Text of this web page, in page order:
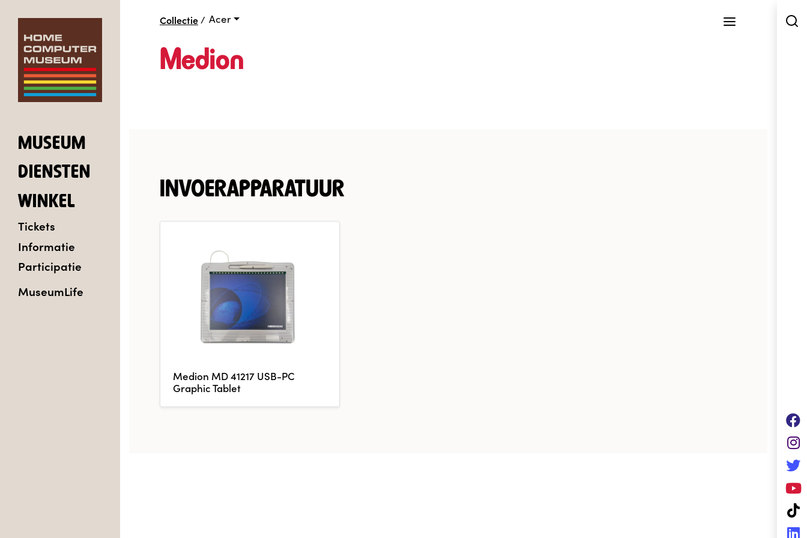
MUSEUM
DIENSTEN
WINKEL
Tickets
Informatie
Participatie
MuseumLife
Collectie / Acer
Medion
INVOERAPPARATUUR
Medion MD 41217 USB-PC
Graphic Tablet